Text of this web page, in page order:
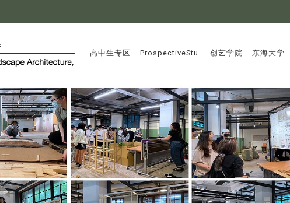
:::
高中生专区 ProspectiveStu. 创艺学院 东海大学